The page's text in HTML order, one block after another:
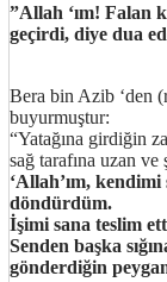
”Allah ‘ım! Falan
geçirdi, diye dua
Bera bin Azib ‘den
buyurmuştur:
“Yatağına girdiğin
sağ tarafına uzan ve
‘Allah’ım,
döndürdüm.
İşimi sana teslim
Senden başka
gönderdiğin